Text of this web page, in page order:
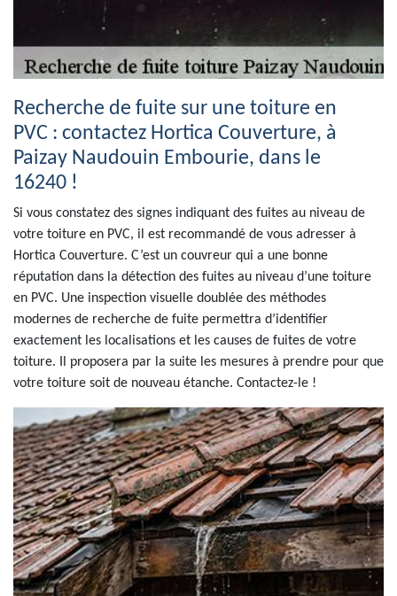
Recherche de fuite sur une toiture en
PVC : contactez Hortica Couverture, à
Paizay Naudouin Embourie, dans le
16240 !
Si vous constatez des signes indiquant des fuites au niveau de
votre toiture en PVC, il est recommandé de vous adresser à
Hortica Couverture. C’est un couvreur qui a une bonne
réputation dans la détection des fuites au niveau d’une toiture
en PVC. Une inspection visuelle doublée des méthodes
modernes de recherche de fuite permettra d’identifier
exactement les localisations et les causes de fuites de votre
toiture. Il proposera par la suite les mesures à prendre pour que
votre toiture soit de nouveau étanche. Contactez-le !